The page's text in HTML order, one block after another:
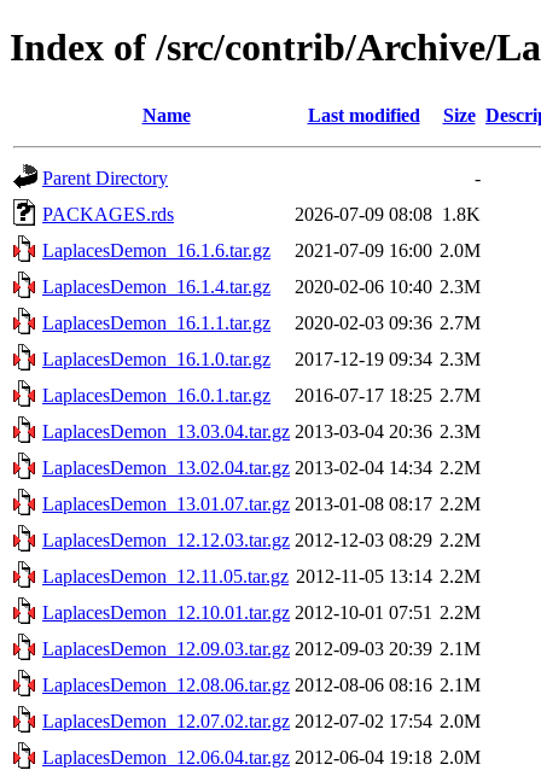
Index of /src/contrib/Archive/
Name Last modified Size
Parent Directory
-
PACKAGES.rds
2026-07-09 08:08 1.8K
LaplacesDemon_16.1.6.tar.gz
2021-07-09 16:00 2.0M
LaplacesDemon_16.1.4.tar.gz
2020-02-06 10:40 2.3M
LaplacesDemon_16.1.1.tar.gz
2020-02-03 09:36 2.7M
LaplacesDemon_16.1.0.tar.gz
2017-12-19 09:34 2.3M
LaplacesDemon_16.0.1.tar.gz
2016-07-17 18:25 2.7M
LaplacesDemon_13.03.04.tar.gz 2013-03-04 20:36 2.3M
LaplacesDemon_13.02.04.tar.gz 2013-02-04 14:34 2.2M
LaplacesDemon_13.01.07.tar.gz 2013-01-08 08:17 2.2M
LaplacesDemon_12.12.03.tar.gz 2012-12-03 08:29 2.2M
LaplacesDemon_12.11.05.tar.gz 2012-11-05 13:14 2.2M
LaplacesDemon_12.10.01.tar.gz 2012-10-01 07:51 2.2M
LaplacesDemon_12.09.03.tar.gz 2012-09-03 20:39 2.1M
LaplacesDemon_12.08.06.tar.gz 2012-08-06 08:16 2.1M
LaplacesDemon_12.07.02.tar.gz 2012-07-02 17:54 2.0M
LaplacesDemon_12.06.04.tar.gz 2012-06-04 19:18 2.0M